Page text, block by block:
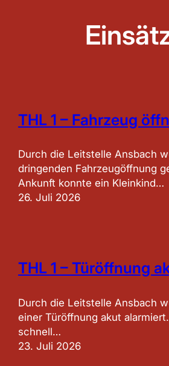
THL 1 – Fahrzeug
Durch die Leitstelle Ansbach
dringenden Fahrzeugöffnung
Ankunft konnte ein Kleinkind…
26. Juli 2026
THL 1 – Türöffnung
Durch die Leitstelle Ansbach
einer Türöffnung akut
schnell…
23. Juli 2026